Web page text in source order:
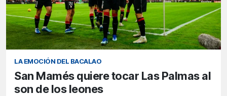
LA EMOCIÓN DEL BACALAO
San Mamés quiere tocar Las Palmas al
son de los leones